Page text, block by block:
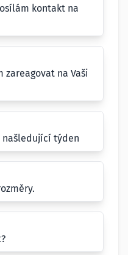
kontakt na
na Vaši
našledující týden